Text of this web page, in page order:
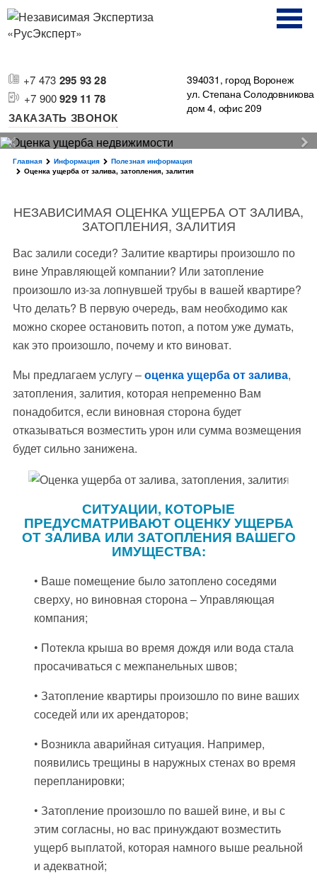
394031, город Воронеж
ул. Степана Солодовникова
дом 4, офис 209
+7 473 295 93 28
+7 900929 11 78
ЗАКАЗАТЬ ЗВОНОК
Главная Информация
Полезная информация
Оценка ущерба от залива, затопления, залития
НЕЗАВИСИМАЯ ОЦЕНКА УЩЕРБА ОТ ЗАЛИВА,
ЗАТОПЛЕНИЯ, ЗАЛИТИЯ
Вас залили соседи? Залитие квартиры произошло по
вине Управляющей компании? Или затопление
произошло из-за лопнувшей трубы в вашей квартире?
Что делать? В первую очередь, вам необходимо как
можно скорее остановить потоп, а потом уже думать,
как это произошло, почему и кто виноват.
Мы предлагаем услугу –оценка ущерба от залива,
затопления, залития, которая непременно Вам
понадобится, если виновная сторона будет
отказываться возместить урон или сумма возмещения
будет сильно занижена.
СИТУАЦИИ, КОТОРЫЕ
ПРЕДУСМАТРИВАЮТ ОЦЕНКУ УЩЕРБА
ОТ ЗАЛИВА ИЛИ ЗАТОПЛЕНИЯ ВАШЕГО
ИМУЩЕСТВА:
• Ваше помещение было затоплено соседями
сверху, но виновная сторона – Управляющая
компания;
• Потекла крыша во время дождя или вода стала
просачиваться с межпанельных швов;
• Затопление квартиры произошло по вине ваших
соседей или их арендаторов;
• Возникла аварийная ситуация. Например,
появились трещины в наружных стенах во время
перепланировки;
• Затопление произошло по вашей вине, и вы с
этим согласны, но вас принуждают возместить
ущерб выплатой, которая намного выше реальной
и адекватной;